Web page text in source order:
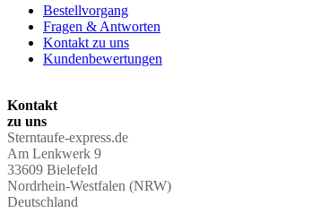
Bestellvorgang
Fragen & Antworten
Kontakt zu uns
Kundenbewertungen
Kontakt
zu uns
Sterntaufe-express.de
Am Lenkwerk 9
33609 Bielefeld
Nordrhein-Westfalen (NRW)
Deutschland